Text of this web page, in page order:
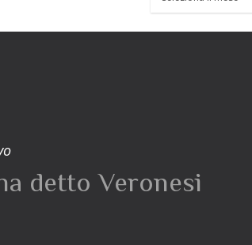
detto Veronesi